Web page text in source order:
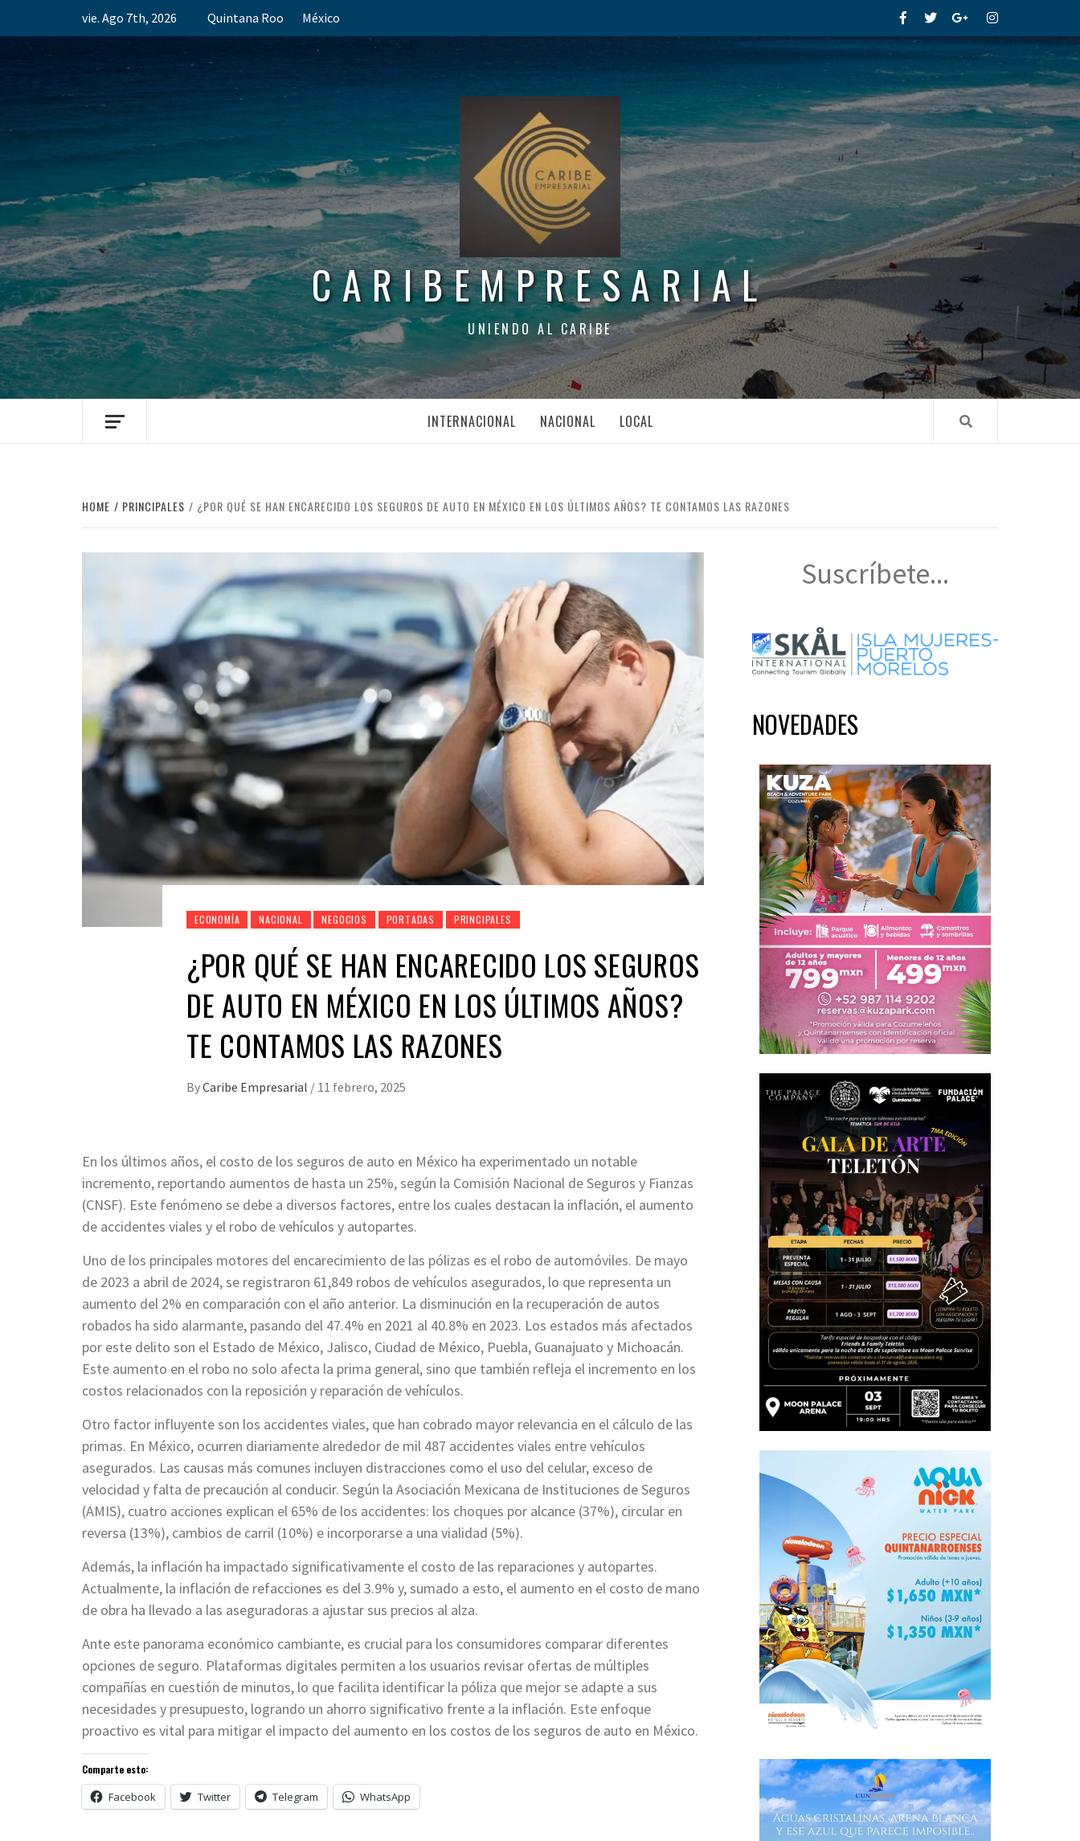
vie. Ago 7th, 2026 Quintana Roo México FacebookTwitterGoogle+Instagram
CARIBEMPRESARIAL
UNIENDO AL CARIBE
INTERNACIONAL NACIONAL LOCAL
HOME PRINCIPALES ¿POR QUÉ SE HAN ENCARECIDO LOS SEGUROS DE AUTO EN MÉXICO EN LOS ÚLTIMOS AÑOS? TE CONTAMOS LAS RAZONES
ECONOMÍA NACIONAL NEGOCIOS PORTADAS PRINCIPALES
¿POR QUÉ SE HAN ENCARECIDO LOS SEGUROS
DE AUTO EN MÉXICO EN LOS ÚLTIMOS AÑOS?
TE CONTAMOS LAS RAZONES
ByCaribe Empresarial / 11 febrero, 2025
En los últimos años, el costo de los seguros de auto en México ha experimentado un notable
incremento, reportando aumentos de hasta un 25%, según la Comisión Nacional de Seguros y Fianzas
(CNSF). Este fenómeno se debe a diversos factores, entre los cuales destacan la inflación, el aumento
de accidentes viales y el robo de vehículos y autopartes.
Uno de los principales motores del encarecimiento de las pólizas es el robo de automóviles. De mayo
de 2023 a abril de 2024, se registraron 61,849 robos de vehículos asegurados, lo que representa un
aumento del 2% en comparación con el año anterior. La disminución en la recuperación de autos
robados ha sido alarmante, pasando del 47.4% en 2021 al 40.8% en 2023. Los estados más afectados
por este delito son el Estado de México, Jalisco, Ciudad de México, Puebla, Guanajuato y Michoacán.
Este aumento en el robo no solo afecta la prima general, sino que también refleja el incremento en los
costos relacionados con la reposición y reparación de vehículos.
Otro factor influyente son los accidentes viales, que han cobrado mayor relevancia en el cálculo de las
primas. En México, ocurren diariamente alrededor de mil 487 accidentes viales entre vehículos
asegurados. Las causas más comunes incluyen distracciones como el uso del celular, exceso de
velocidad y falta de precaución al conducir. Según la Asociación Mexicana de Instituciones de Seguros
(AMIS), cuatro acciones explican el 65% de los accidentes: los choques por alcance (37%), circular en
reversa (13%), cambios de carril (10%) e incorporarse a una vialidad (5%).
Además, la inflación ha impactado significativamente el costo de las reparaciones y autopartes.
Actualmente, la inflación de refacciones es del 3.9% y, sumado a esto, el aumento en el costo de mano
de obra ha llevado a las aseguradoras a ajustar sus precios al alza.
Ante este panorama económico cambiante, es crucial para los consumidores comparar diferentes
opciones de seguro. Plataformas digitales permiten a los usuarios revisar ofertas de múltiples
compañías en cuestión de minutos, lo que facilita identificar la póliza que mejor se adapte a sus
necesidades y presupuesto, logrando un ahorro significativo frente a la inflación. Este enfoque
proactivo es vital para mitigar el impacto del aumento en los costos de los seguros de auto en México.
Comparte esto:
Facebook Twitter Telegram WhatsApp
Suscríbete...
NOVEDADES